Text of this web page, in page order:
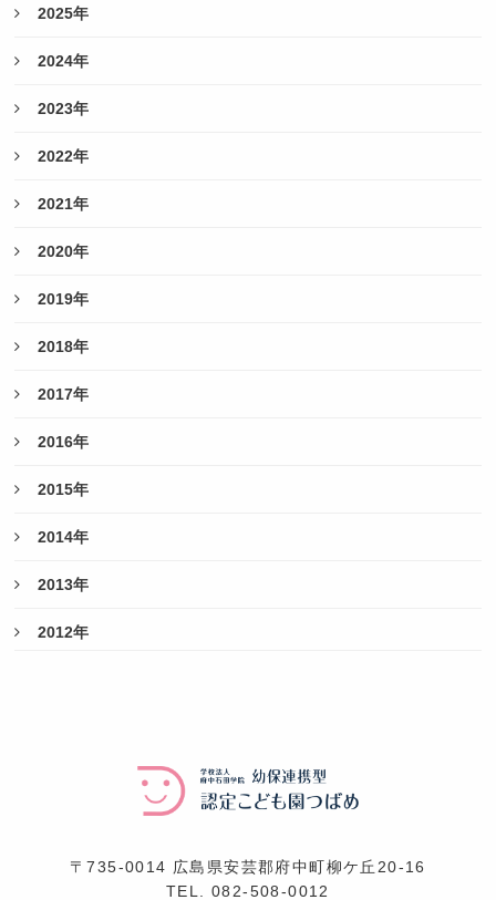
2025年
2024年
2023年
2022年
2021年
2020年
2019年
2018年
2017年
2016年
2015年
2014年
2013年
2012年
〒735-0014 広島県安芸郡府中町柳ケ丘20-16
TEL.082-508-0012